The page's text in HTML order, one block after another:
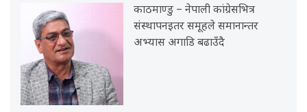
काठमाण्डु – नेपाली कांग्रेसभित्र
संस्थापनइतर समूहले समानान्तर
अभ्यास अगाडि बढाउँदै